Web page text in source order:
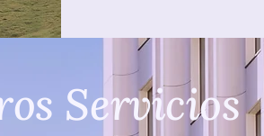
Servicios